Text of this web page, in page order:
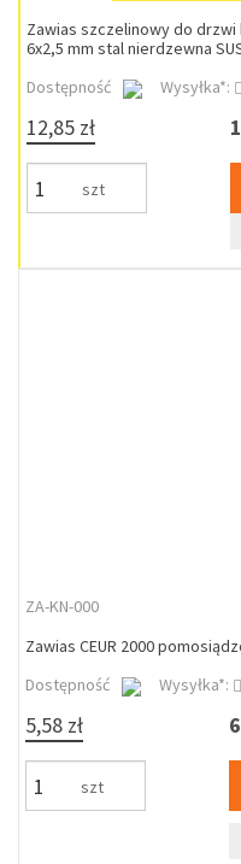
Zawias szczelinowy do
6x2,5 mm stal nierdzewna
Dostępność
Wysyłka*:
12,85 zł
szt
ZA-KN-000
Zawias CEUR 2000
Dostępność
Wysyłka*:
5,58 zł
szt